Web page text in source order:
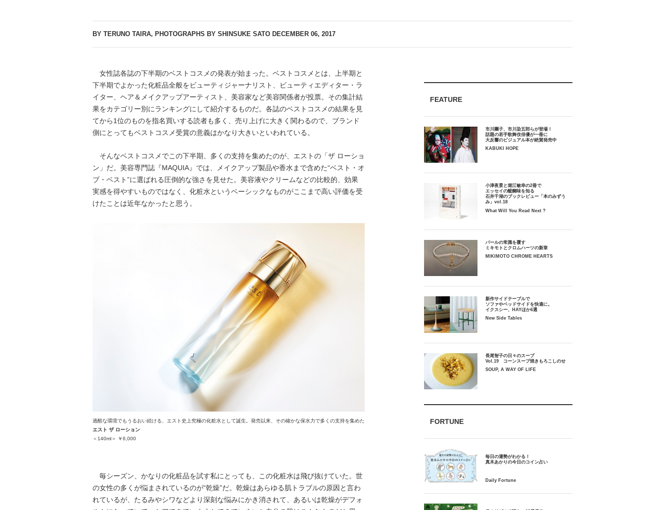
BY TERUNO TAIRA, PHOTOGRAPHS BY SHINSUKE SATO DECEMBER 06, 2017
女性誌各誌の下半期のベストコスメの発表が始まった。ベストコスメとは、上半期と
下半期でよかった化粧品全般をビューティジャーナリスト、ビューティエディター・ラ
イター、ヘア＆メイクアップアーティスト、美容家など美容関係者が投票。その集計結
果をカテゴリー別にランキングにして紹介するものだ。各誌のベストコスメの結果を見
てから1位のものを指名買いする読者も多く、売り上げに大きく関わるので、ブランド
側にとってもベストコスメ受賞の意義はかなり大きいといわれている。
そんなベストコスメでこの下半期、多くの支持を集めたのが、エストの「ザ ローショ
ン」だ。美容専門誌『MAQUIA』では、メイクアップ製品や香水まで含めた“ベスト・オ
ブ・ベスト”に選ばれる圧倒的な強さを見せた。美容液やクリームなどの比較的、効果
実感を得やすいものではなく、化粧水というベーシックなものがここまで高い評価を受
けたことは近年なかったと思う。
過酷な環境でもうるおい続ける、エスト史上究極の化粧水として誕生。発売以来、その確かな保水力で多くの支持を集めた
エスト ザ ローション
＜140ml＞ ￥6,000
毎シーズン、かなりの化粧品を試す私にとっても、この化粧水は飛び抜けていた。世
の女性の多くが悩まされているのが“乾燥”だ。乾燥はあらゆる肌トラブルの原因と言わ
れているが、たるみやシワなどより深刻な悩みにかき消されて、あるいは乾燥がデフォ
FEATURE
市川團子、市川染五郎らが登場！
話題の若手歌舞伎俳優が一冊に
大反響のビジュアル本が絶賛発売中
KABUKI HOPE
小津夜景と堀江敏幸の2冊で
エッセイの醍醐味を知る
石井千湖のブックレビュー「本のみずう
み」vol.18
What Will You Read Next ?
パールの常識を覆す
ミキモトとクロムハーツの新章
MIKIMOTO CHROME HEARTS
新作サイドテーブルで
ソファやベッドサイドを快適に。
イクスシー、HAYほか6選
New Side Tables
長尾智子の日々のスープ
Vol.19 コーンスープ焼きもろこしのせ
SOUP, A WAY OF LIFE
FORTUNE
毎日の運勢がわかる！